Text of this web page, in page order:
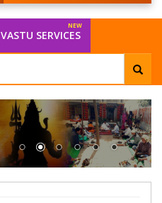
VASTU SERVICES